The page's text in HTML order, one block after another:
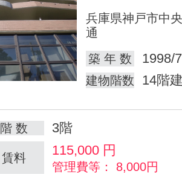
兵庫県神戸市中
通
築 年 数
1998/
建物階数 14階
階 数 3階
賃料 115,000 円
管理費等： 8,000円